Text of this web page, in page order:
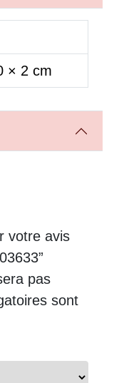
× 2 cm
votre avis
pas
sont